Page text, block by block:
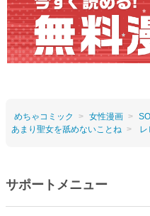
めちゃコミック 女性漫画
あまり聖女を舐めないことね
レ
サポートメニュー